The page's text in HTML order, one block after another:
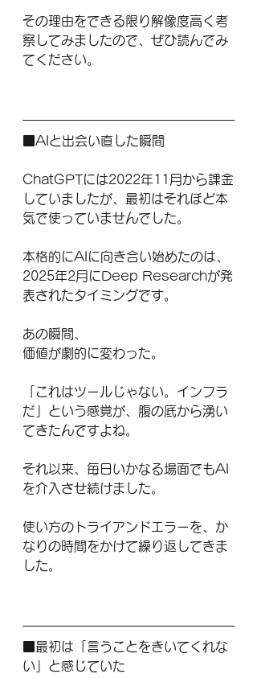
その理由をできる限り解像度高く考
察してみましたので、ぜひ読んでみ
てください。
■AIと出会い直した瞬間
ChatGPTには2022年11月から課金
していましたが、最初はそれほど本
気で使っていませんでした。
本格的にAIに向き合い始めたのは、
2025年2月にDeep Researchが発
表されたタイミングです。
あの瞬間、
価値が劇的に変わった。
「これはツールじゃない。インフラ
だ」という感覚が、腹の底から湧い
てきたんですよね。
それ以来、毎日いかなる場面でもAI
を介入させ続けました。
使い方のトライアンドエラーを、か
なりの時間をかけて繰り返してきま
した。
■最初は「言うことをきいてくれな
い」と感じていた